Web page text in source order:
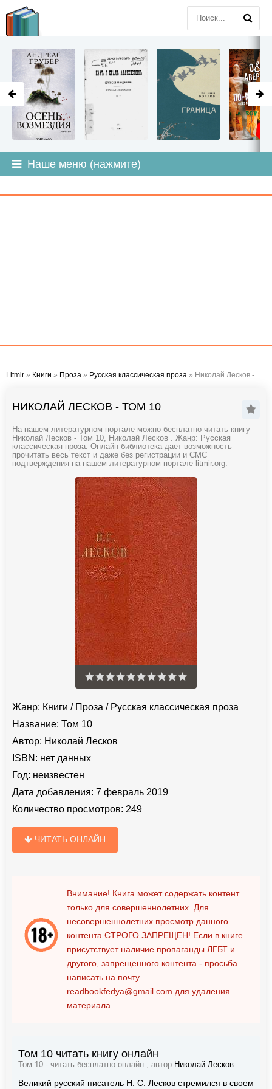
Наше меню (нажмите)
Litmir » Книги » Проза » Русская классическая проза » Николай Лесков - Том 10
НИКОЛАЙ ЛЕСКОВ - ТОМ 10
На нашем литературном портале можно бесплатно читать книгу
Николай Лесков - Том 10, Николай Лесков . Жанр: Русская
классическая проза. Онлайн библиотека дает возможность
прочитать весь текст и даже без регистрации и СМС
подтверждения на нашем литературном портале litmir.org.
Жанр: Книги / Проза / Русская классическая проза
Название: Том 10
Автор: Николай Лесков
ISBN: нет данных
Год: неизвестен
Дата добавления: 7 февраль 2019
Количество просмотров: 249
ЧИТАТЬ ОНЛАЙН
Внимание! Книга может содержать контент
только для совершеннолетних. Для
несовершеннолетних просмотр данного
контента СТРОГО ЗАПРЕЩЕН! Если в книге
присутствует наличие пропаганды ЛГБТ и
другого, запрещенного контента - просьба
написать на почту
readbookfedya@gmail.com для удаления
материала
Том 10 читать книгу онлайн
Том 10 - читать бесплатно онлайн , автор Николай Лесков
Великий русский писатель Н. С. Лесков стремился в своем
LITMIR.ORG